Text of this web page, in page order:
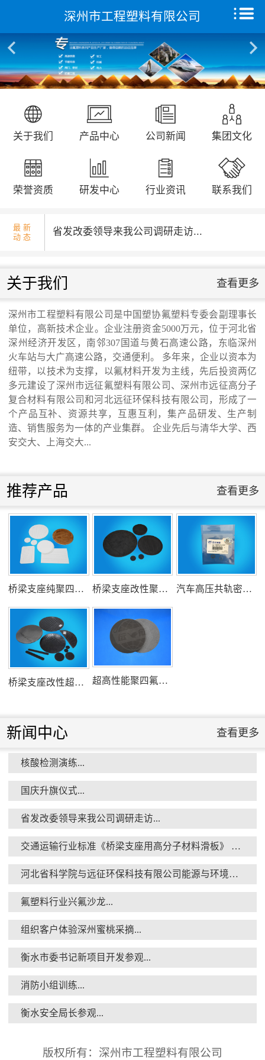
深州市工程塑料有限公司
关于我们 产品中心 公司新闻 集团文化
荣誉资质 研发中心 行业资讯 联系我们
最 新
动 态
核酸检测演练...
国庆升旗仪式...
省发改委领导来我公司调研走访...
交通运输行业标准《桥梁支座用高分子材料
滑板》 送审稿审查会在京召开...
河北省科学院与远征环保科技有限公司能源
式...
氟塑料行业兴氟沙龙...
组织客户体验深州蜜桃采摘...
衡水市委书记新项目开发参观...
消防小组训练...
关于我们 查看更多
深州市工程塑料有限公司是中国塑协氟塑料专委会副理事长
单位，高新技术企业。企业注册资金5000万元，位于河北省
深州经济开发区，南邻307国道与黄石高速公路，东临深州
火车站与大广高速公路，交通便利。 多年来，企业以资本为
纽带，以技术为支撑，以氟材料开发为主线，先后投资两亿
多元建设了深州市远征氟塑料有限公司、深州市远征高分子
复合材料有限公司和河北远征环保科技有限公司，形成了一
个产品互补、资源共享，互惠互利，集产品研发、生产制
造、销售服务为一体的产业集群。 企业先后与清华大学、西
安交大、上海交大...
推荐产品 查看更多
桥梁支座纯聚四氟乙烯滑板 桥梁支座改性聚四氟乙烯滑板 汽车高压共轨密封圈
桥梁支座改性超高分子量聚乙烯滑板 超高性能聚四氟乙烯滑板
新闻中心 查看更多
核酸检测演练...
国庆升旗仪式...
省发改委领导来我公司调研走访...
交通运输行业标准《桥梁支座用高分子材料滑板》 送审稿审查会在京召开...
河北省科学院与远征环保科技有限公司能源与环境新材料成果转化基地签约暨揭牌仪式...
氟塑料行业兴氟沙龙...
组织客户体验深州蜜桃采摘...
衡水市委书记新项目开发参观...
消防小组训练...
衡水安全局长参观...
版权所有：深州市工程塑料有限公司
首页
关于我们
产品中心
远征研发中心
集团文化
新闻动态